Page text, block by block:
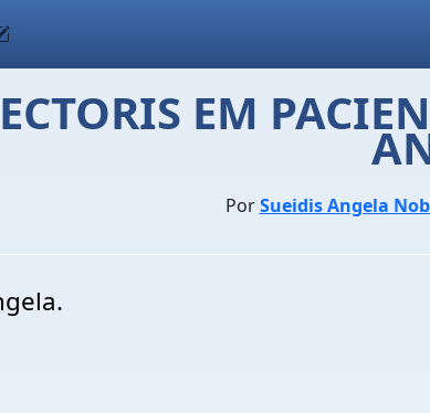
EM
PorSueidis Angela